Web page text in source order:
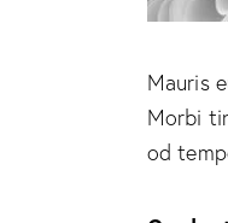
Mauris
Morbi
od